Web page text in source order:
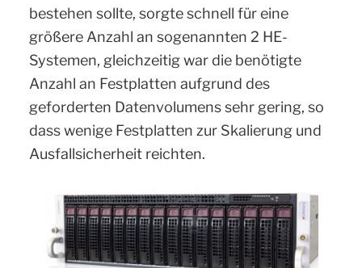
bestehen sollte, sorgte schnell für eine
größere Anzahl an sogenannten 2 HE-
Systemen, gleichzeitig war die benötigte
Anzahl an Festplatten aufgrund des
geforderten Datenvolumens sehr gering, so
dass wenige Festplatten zur Skalierung und
Ausfallsicherheit reichten.